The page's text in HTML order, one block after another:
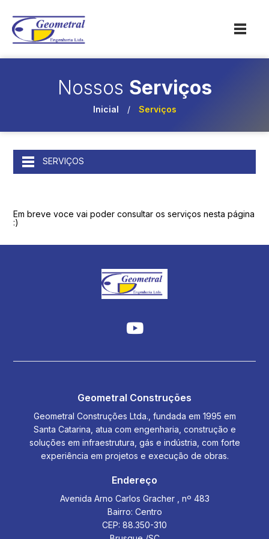
Nossos Serviços
Inicial / Serviços
SERVIÇOS
Em breve voce vai poder consultar os serviços nesta página
:)
Geometral Construções
Geometral Construções Ltda., fundada em 1995 em
Santa Catarina, atua com engenharia, construção e
soluções em infraestrutura, gás e indústria, com forte
experiência em projetos e execução de obras.
Endereço
Avenida Arno Carlos Gracher , nº 483
Bairro: Centro
CEP: 88.350-310